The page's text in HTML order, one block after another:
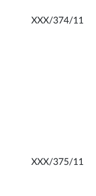
XXX/374/11
XXX/375/11